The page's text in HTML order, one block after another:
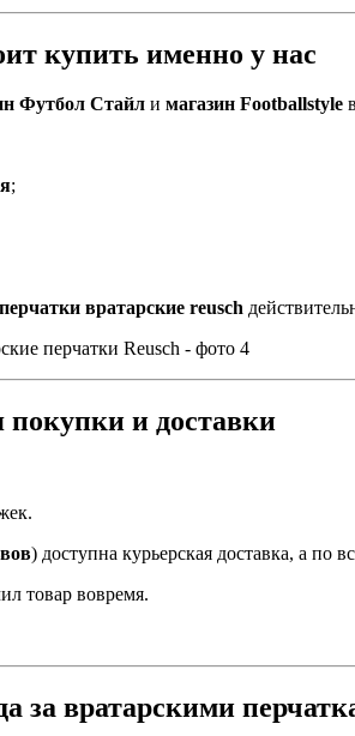
купить именно у нас
Футбол Стайл и магазин Footballstyle
;
перчатки вратарские reusch
покупки и доставки
) доступна курьерская доставка, а по
товар вовремя.
за вратарскими